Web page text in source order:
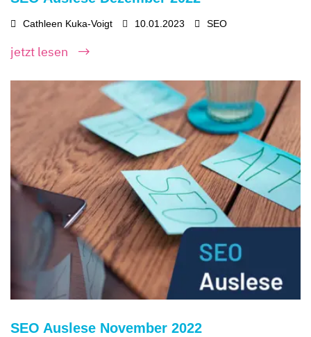
Cathleen Kuka-Voigt 10.01.2023 SEO
jetzt lesen
SEO Auslese November 2022